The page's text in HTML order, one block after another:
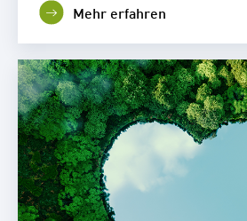
Mehr erfahren